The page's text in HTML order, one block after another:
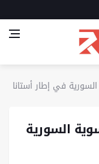
في إطار أستانا
السورية